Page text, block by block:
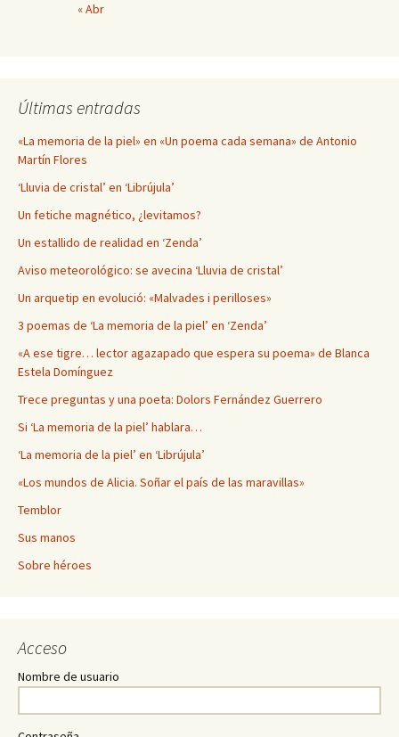
« Abr
Últimas entradas
«La memoria de la piel» en «Un poema cada semana» de Antonio
Martín Flores
‘Lluvia de cristal’ en ‘Librújula’
Un fetiche magnético, ¿levitamos?
Un estallido de realidad en ‘Zenda’
Aviso meteorológico: se avecina ‘Lluvia de cristal’
Un arquetip en evolució: «Malvades i perilloses»
3 poemas de ‘La memoria de la piel’ en ‘Zenda’
«A ese tigre… lector agazapado que espera su poema» de Blanca
Estela Domínguez
Trece preguntas y una poeta: Dolors Fernández Guerrero
Si ‘La memoria de la piel’ hablara…
‘La memoria de la piel’ en ‘Librújula’
«Los mundos de Alicia. Soñar el país de las maravillas»
Temblor
Sus manos
Sobre héroes
Acceso
Nombre de usuario